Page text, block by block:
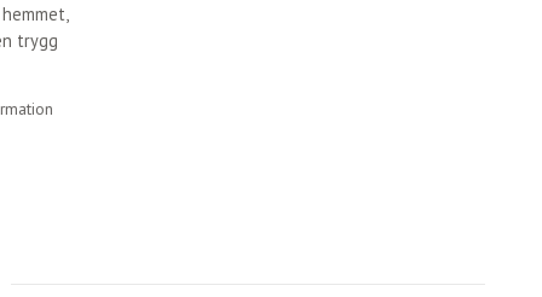
trygg